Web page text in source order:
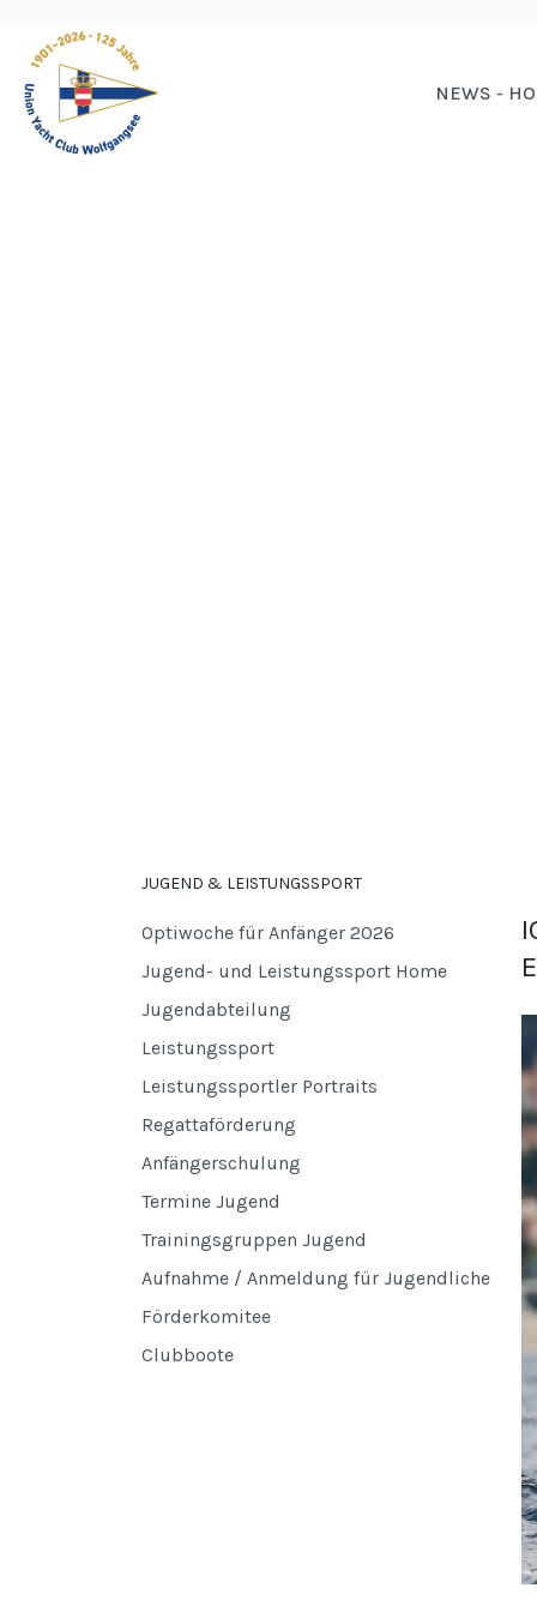
NEWS -
JUGEND & LEISTUNGSSPORT
Optiwoche für Anfänger 2026
Jugend- und Leistungssport Home
Jugendabteilung
Leistungssport
Leistungssportler Portraits
Regattaförderung
Anfängerschulung
Termine Jugend
Trainingsgruppen Jugend
Aufnahme / Anmeldung für Jugendliche
Förderkomitee
Clubboote